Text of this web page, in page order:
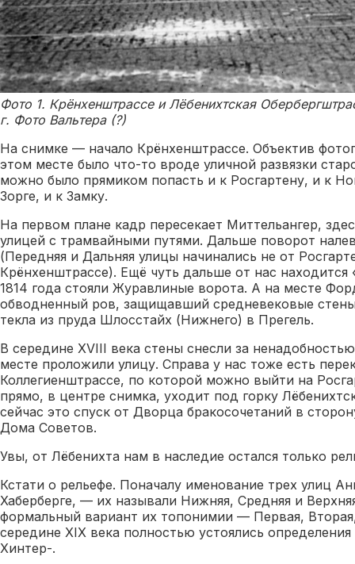
Фото 1. Крёнхенштрассе и Лёбенихтская
г. Фото Вальтера (?)
На снимке — начало Крёнхенштрассе. Объектив
этом месте было что-то вроде уличной развязки
можно было прямиком попасть и к Росгартену, и к
Зорге, и к Замку.
На первом плане кадр пересекает Миттельангер,
улицей с трамвайными путями. Дальше поворот
(Передняя и Дальняя улицы начинались не от
Крёнхенштрассе). Ещё чуть дальше от нас находится
1814 года стояли Журавлиные ворота. А на месте
обводненный ров, защищавший средневековые
текла из пруда Шлосстайх (Нижнего) в Прегель.
В середине XVIII века стены снесли за
месте проложили улицу. Справа у нас тоже есть
Коллегиенштрассе, по которой можно выйти на
прямо, в центре снимка, уходит под горку
сейчас это спуск от Дворца бракосочетаний в
Дома Советов.
Увы, от Лёбенихта нам в наследие остался только
Кстати о рельефе. Поначалу именование трех улиц
Хаберберге, — их называли Нижняя, Средняя и
формальный вариант их топонимии — Первая,
середине XIX века полностью устоялись
Хинтер-.